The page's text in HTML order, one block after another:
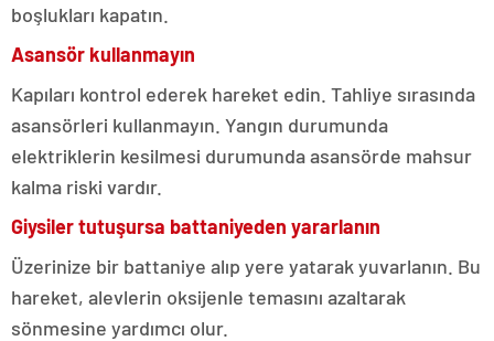
boşlukları kapatın.
Asansör kullanmayın
Kapıları kontrol ederek hareket edin. Tahliye sırasında
asansörleri kullanmayın. Yangın durumunda
elektriklerin kesilmesi durumunda asansörde mahsur
kalma riski vardır.
Giysiler tutuşursa battaniyeden yararlanın
Üzerinize bir battaniye alıp yere yatarak yuvarlanın. Bu
hareket, alevlerin oksijenle temasını azaltarak
sönmesine yardımcı olur.